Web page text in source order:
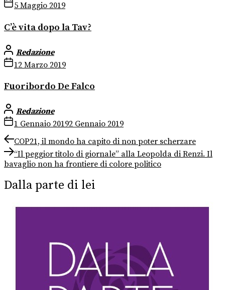
5 Maggio 2019
C’è vita dopo la Tav?
Redazione
12 Marzo 2019
Fuoribordo De Falco
Redazione
1 Gennaio 20192 Gennaio 2019
Navigazione
articoli
Previous
post:
COP21, il mondo ha capito di non poter scherzare
Next
post:
“Il peggior titolo di giornale” alla Leopolda di Renzi. Il
bavaglio non ha frontiere di colore politico
Dalla parte di lei